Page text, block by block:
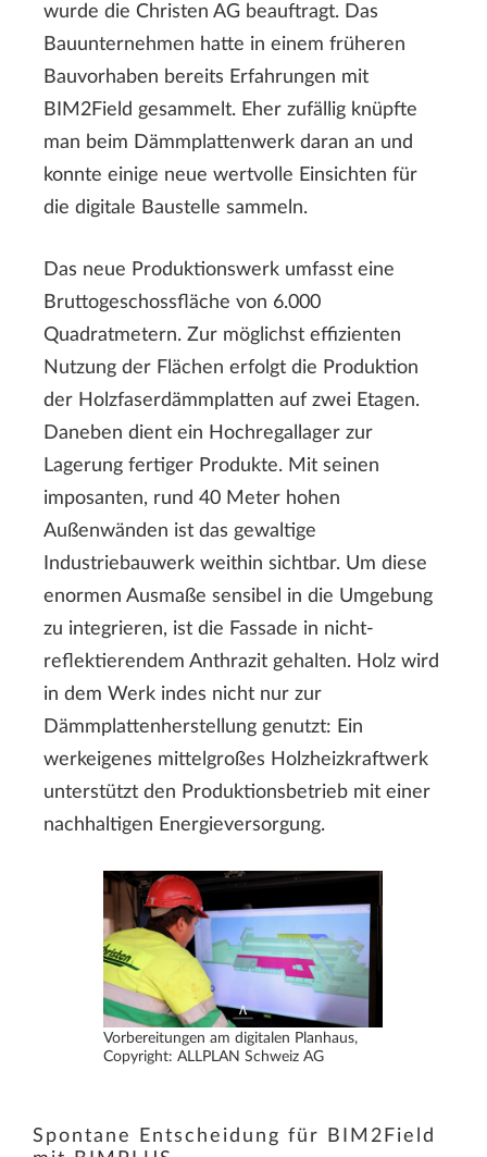
wurde die Christen AG beauftragt. Das
Bauunternehmen hatte in einem früheren
Bauvorhaben bereits Erfahrungen mit
BIM2Field gesammelt. Eher zufällig knüpfte
man beim Dämmplattenwerk daran an und
konnte einige neue wertvolle Einsichten für
die digitale Baustelle sammeln.
Das neue Produktionswerk umfasst eine
Bruttogeschossfläche von 6.000
Quadratmetern. Zur möglichst effizienten
Nutzung der Flächen erfolgt die Produktion
der Holzfaserdämmplatten auf zwei Etagen.
Daneben dient ein Hochregallager zur
Lagerung fertiger Produkte. Mit seinen
imposanten, rund 40 Meter hohen
Außenwänden ist das gewaltige
Industriebauwerk weithin sichtbar. Um diese
enormen Ausmaße sensibel in die Umgebung
zu integrieren, ist die Fassade in nicht-
reflektierendem Anthrazit gehalten. Holz wird
in dem Werk indes nicht nur zur
Dämmplattenherstellung genutzt: Ein
werkeigenes mittelgroßes Holzheizkraftwerk
unterstützt den Produktionsbetrieb mit einer
nachhaltigen Energieversorgung.
Vorbereitungen am digitalen Planhaus,
Copyright: ALLPLAN Schweiz AG
Spontane Entscheidung für BIM2Field